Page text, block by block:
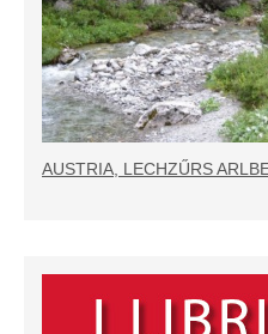
AUSTRIA, LECHZŰRS